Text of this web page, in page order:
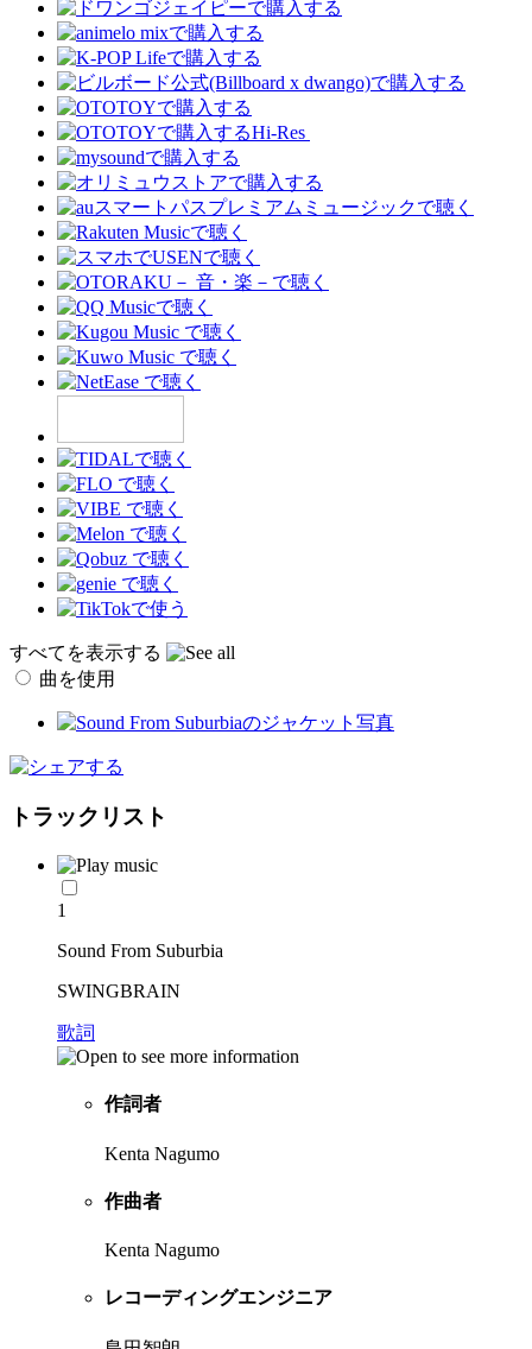
Hi-Res
すべてを表示する
曲を使用
トラックリスト
1
Sound From Suburbia
SWINGBRAIN
歌詞
作詞者
Kenta Nagumo
作曲者
Kenta Nagumo
レコーディングエンジニア